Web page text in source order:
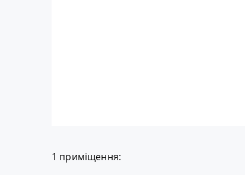
1 приміщення: